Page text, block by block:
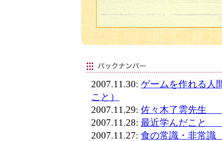
2007.11.30: ゲームを作れる人
こと）
2007.11.29: 佐々木了雲先生
2007.11.28: 最近学んだこと
2007.11.27: 食の常識・非常識